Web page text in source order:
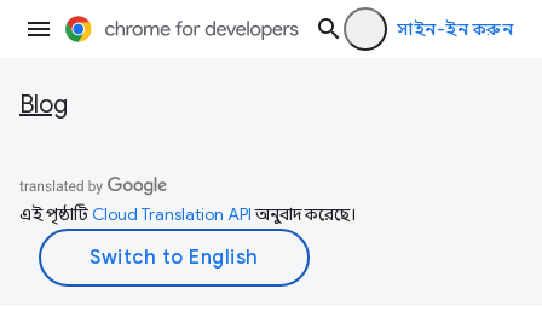
সাইন-ইন করুন
Blog
এই পৃষ্ঠাটিCloud Translation APIঅনুবাদ করেছে।